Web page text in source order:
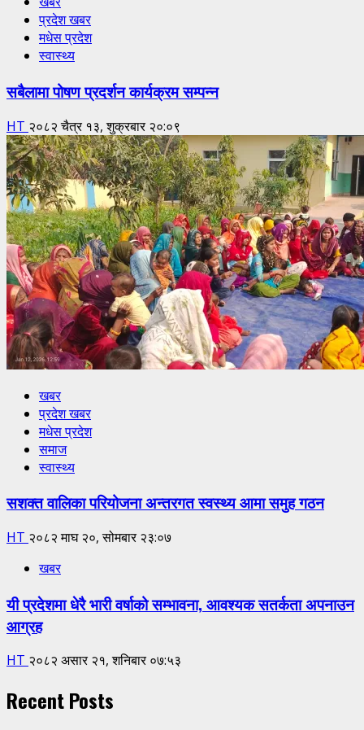
प्रदेश खबर
मधेस प्रदेश
स्वास्थ्य
सबैलामा पोषण प्रदर्शन कार्यक्रम सम्पन्न
HT २०८२ चैत्र १३, शुक्रबार २०:०९
खबर
प्रदेश खबर
मधेस प्रदेश
समाज
स्वास्थ्य
सशक्त वालिका परियोजना अन्तरगत स्वस्थ्य आमा समुह गठन
HT २०८२ माघ २०, सोमबार २३:०७
खबर
यी प्रदेशमा धेरै भारी वर्षाको सम्भावना, आवश्यक सतर्कता अपनाउन
आग्रह
HT २०८२ असार २१, शनिबार ०७:५३
Recent Posts